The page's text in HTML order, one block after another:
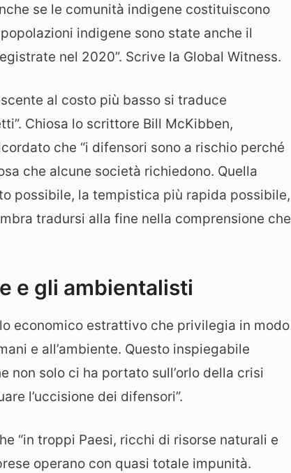
se le comunità indigene costituiscono
indigene sono state anche il
nel 2020”. Scrive la Global Witness.
al costo più basso si traduce
Chiosa lo scrittore Bill McKibben,
che “i difensori sono a rischio perché
che alcune società richiedono. Quella
possibile, la tempistica più rapida possibile,
tradursi alla fine nella comprensione che
e gli ambientalisti
economico estrattivo che privilegia in modo
e all’ambiente. Questo inspiegabile
non solo ci ha portato sull’orlo della crisi
l’uccisione dei difensori”.
“in troppi Paesi, ricchi di risorse naturali e
operano con quasi totale impunità.